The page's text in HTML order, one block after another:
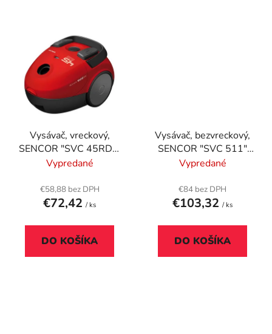
Vysávač, vreckový,
SENCOR "SVC 45RD--
EUE3", červený
Vypredané
€58,88 bez DPH
€72,42 / ks
DO KOŠÍKA
Vysávač, bezvreckový,
SENCOR "SVC 511"
tyrkysový-biely
Vypredané
€84 bez DPH
€103,32 / ks
DO KOŠÍKA